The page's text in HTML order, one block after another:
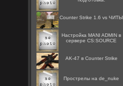
Counter Strike 1.6 vs ЧИТЫ
Настройка MANI ADMIN в
сервере CS:SOURCE
AK-47 в Counter Strike
Прострелы на de_nuke